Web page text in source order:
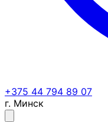
+375 44 794 89 07
г. Минск